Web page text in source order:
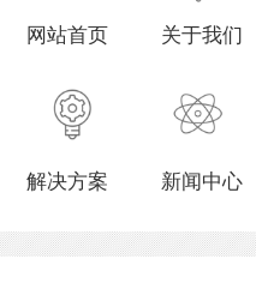
网站首页 关于我们
解决方案 新闻中心